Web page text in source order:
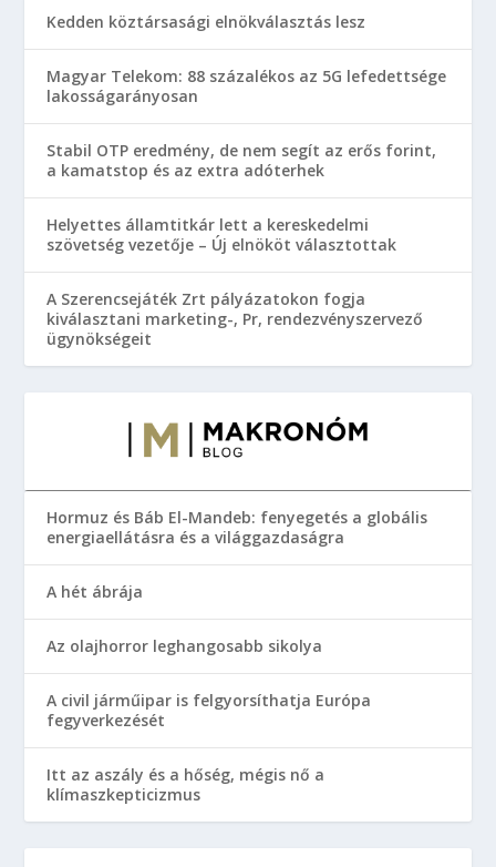
Kedden köztársasági elnökválasztás lesz
Magyar Telekom: 88 százalékos az 5G lefedettsége
lakosságarányosan
Stabil OTP eredmény, de nem segít az erős forint,
a kamatstop és az extra adóterhek
Helyettes államtitkár lett a kereskedelmi
szövetség vezetője – Új elnököt választottak
A Szerencsejáték Zrt pályázatokon fogja
kiválasztani marketing-, Pr, rendezvényszervező
ügynökségeit
Hormuz és Báb El-Mandeb: fenyegetés a globális
energiaellátásra és a világgazdaságra
A hét ábrája
Az olajhorror leghangosabb sikolya
A civil járműipar is felgyorsíthatja Európa
fegyverkezését
Itt az aszály és a hőség, mégis nő a
klímaszkepticizmus